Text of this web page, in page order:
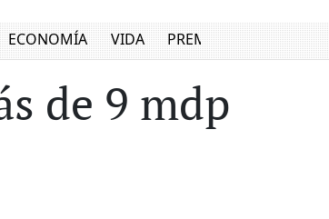
ECONOMÍA VIDA PREMIUM
de 9 mdp